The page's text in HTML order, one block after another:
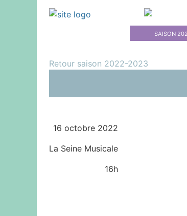
SAISON
Retour saison 2022-2023
16 octobre 2022
La Seine Musicale
16h